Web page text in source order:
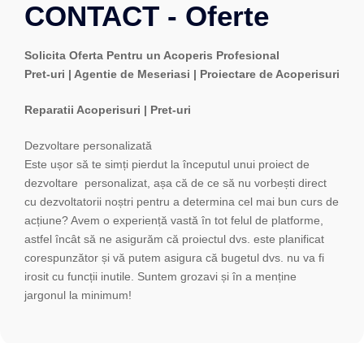
CONTACT - Oferte
Solicita Oferta Pentru un Acoperis Profesional
Pret-uri | Agentie de Meseriasi | Proiectare de Acoperisuri
Reparatii Acoperisuri | Pret-uri
Dezvoltare personalizată
Este ușor să te simți pierdut la începutul unui proiect de
dezvoltare personalizat, așa că de ce să nu vorbești direct
cu dezvoltatorii noștri pentru a determina cel mai bun curs de
acțiune? Avem o experiență vastă în tot felul de platforme,
astfel încât să ne asigurăm că proiectul dvs. este planificat
corespunzător și vă putem asigura că bugetul dvs. nu va fi
irosit cu funcții inutile. Suntem grozavi și în a menține
jargonul la minimum!